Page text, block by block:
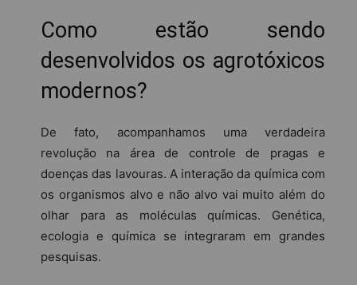
Como estão sendo
desenvolvidos os agrotóxicos
modernos?
De fato, acompanhamos uma verdadeira
revolução na área de controle de pragas e
doenças das lavouras. A interação da química com
os organismos alvo e não alvo vai muito além do
olhar para as moléculas químicas. Genética,
ecologia e química se integraram em grandes
pesquisas.